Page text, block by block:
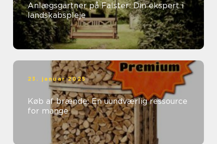
Anlægsgartner på Falster: Din ekspert i
landskabspleje
23. januar 2025
Køb af brænde: En uundværlig ressource
for mange